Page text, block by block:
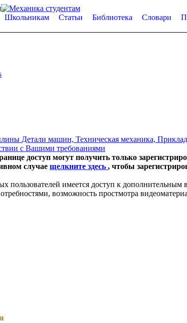
Школьникам Статьи Библиотека Словари
Детали машин, Техническая механика,
с Вашими требованиями
доступ могут получить только
случае щелкните здесь , чтобы
пользователей имеется доступ к
возможность простмотра